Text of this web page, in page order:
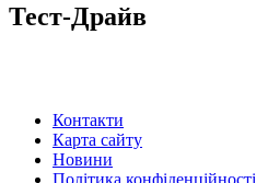
Тест-Драйв
Контакти
Карта сайту
Новини
Політика конфіденційності